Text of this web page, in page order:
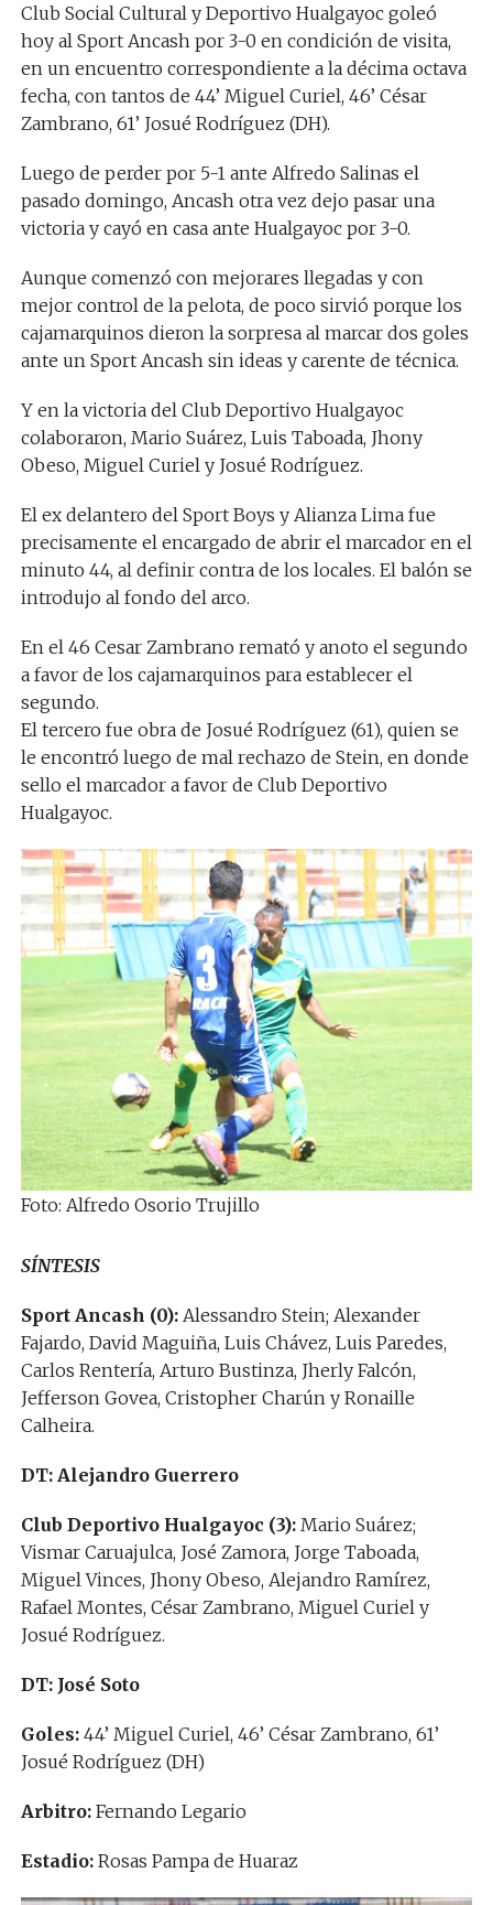
Club Social Cultural y Deportivo Hualgayoc goleó
hoy al Sport Ancash por 3-0 en condición de visita,
en un encuentro correspondiente a la décima octava
fecha, con tantos de 44’ Miguel Curiel, 46’ César
Zambrano, 61’ Josué Rodríguez (DH).
Luego de perder por 5-1 ante Alfredo Salinas el
pasado domingo, Ancash otra vez dejo pasar una
victoria y cayó en casa ante Hualgayoc por 3-0.
Aunque comenzó con mejorares llegadas y con
mejor control de la pelota, de poco sirvió porque los
cajamarquinos dieron la sorpresa al marcar dos goles
ante un Sport Ancash sin ideas y carente de técnica.
Y en la victoria del Club Deportivo Hualgayoc
colaboraron, Mario Suárez, Luis Taboada, Jhony
Obeso, Miguel Curiel y Josué Rodríguez.
El ex delantero del Sport Boys y Alianza Lima fue
precisamente el encargado de abrir el marcador en el
minuto 44, al definir contra de los locales. El balón se
introdujo al fondo del arco.
En el 46 Cesar Zambrano remató y anoto el segundo
a favor de los cajamarquinos para establecer el
segundo.
El tercero fue obra de Josué Rodríguez (61), quien se
le encontró luego de mal rechazo de Stein, en donde
sello el marcador a favor de Club Deportivo
Hualgayoc.
Foto: Alfredo Osorio Trujillo
SÍNTESIS
Sport Ancash (0):Alessandro Stein; Alexander
Fajardo, David Maguiña, Luis Chávez, Luis Paredes,
Carlos Rentería, Arturo Bustinza, Jherly Falcón,
Jefferson Govea, Cristopher Charún y Ronaille
Calheira.
DT: Alejandro Guerrero
Club Deportivo Hualgayoc (3):Mario Suárez;
Vismar Caruajulca, José Zamora, Jorge Taboada,
Miguel Vinces, Jhony Obeso, Alejandro Ramírez,
Rafael Montes, César Zambrano, Miguel Curiel y
Josué Rodríguez.
DT: José Soto
Goles:44’ Miguel Curiel, 46’ César Zambrano, 61’
Josué Rodríguez (DH)
Arbitro:Fernando Legario
Estadio:Rosas Pampa de Huaraz